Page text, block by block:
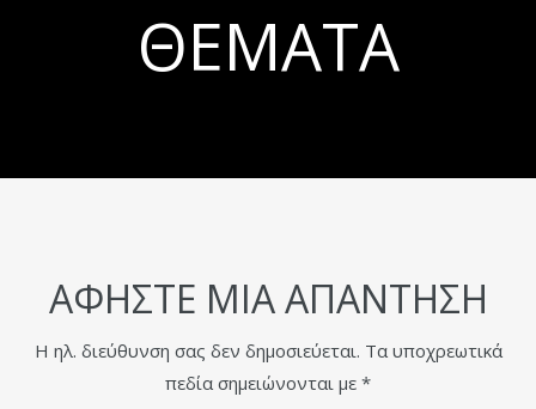
ΘΈΜΑΤΑ
ΑΦΉΣΤΕ ΜΙΑ ΑΠΆΝΤΗΣΗ
Η ηλ. διεύθυνση σας δεν δημοσιεύεται. Τα υποχρεωτικά
πεδία σημειώνονται με *